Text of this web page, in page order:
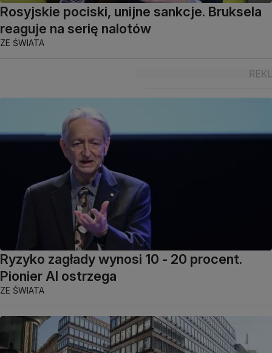
Rosyjskie pociski, unijne sankcje. Bruksela
reaguje na serię nalotów
ZE ŚWIATA
Ryzyko zagłady wynosi 10 - 20 procent.
Pionier AI ostrzega
ZE ŚWIATA